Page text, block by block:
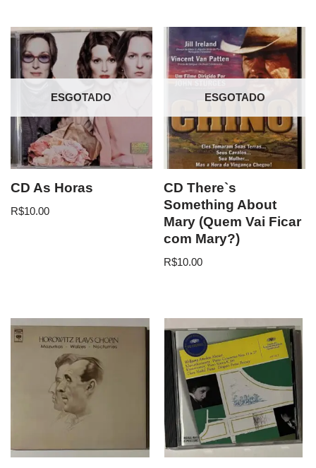
ESGOTADO
CD As Horas
R$10.00
ESGOTADO
CD There`s
Something About
Mary (Quem Vai Ficar
com Mary?)
R$10.00